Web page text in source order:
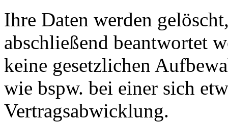
Ihre Daten werden
abschließend beantwortet
keine gesetzlichen
wie bspw. bei einer sich
Vertragsabwicklung.